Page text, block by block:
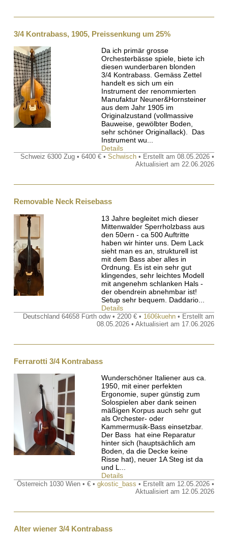
3/4 Kontrabass, 1905, Preissenkung um 25%
Da ich primär grosse
Orchesterbässe spiele, biete ich
diesen wunderbaren blonden
3/4 Kontrabass. Gemäss Zettel
handelt es sich um ein
Instrument der renommierten
Manufaktur Neuner&Hornsteiner
aus dem Jahr 1905 im
Originalzustand (vollmassive
Bauweise, gewölbter Boden,
sehr schöner Originallack). Das
Instrument wu...
Details
Schweiz 6300 Zug • 6400 € • Schwisch • Erstellt am 08.05.2026 •
Aktualisiert am 22.06.2026
Removable Neck Reisebass
13 Jahre begleitet mich dieser
Mittenwalder Sperrholzbass aus
den 50ern - ca 500 Auftritte
haben wir hinter uns. Dem Lack
sieht man es an, strukturell ist
mit dem Bass aber alles in
Ordnung. Es ist ein sehr gut
klingendes, sehr leichtes Modell
mit angenehm schlanken Hals -
der obendrein abnehmbar ist!
Setup sehr bequem. Daddario...
Details
Deutschland 64658 Fürth odw • 2200 € • 1606kuehn • Erstellt am
08.05.2026 • Aktualisiert am 17.06.2026
Ferrarotti 3/4 Kontrabass
Wunderschöner Italiener aus ca.
1950, mit einer perfekten
Ergonomie, super günstig zum
Solospielen aber dank seinen
mäßigen Korpus auch sehr gut
als Orchester- oder
Kammermusik-Bass einsetzbar.
Der Bass hat eine Reparatur
hinter sich (hauptsächlich am
Boden, da die Decke keine
Risse hat), neuer 1A Steg ist da
und L...
Details
Österreich 1030 Wien • € • gkostic_bass • Erstellt am 12.05.2026 •
Aktualisiert am 12.05.2026
Alter wiener 3/4 Kontrabass